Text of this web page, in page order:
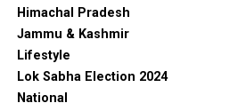
Himachal Pradesh
Jammu & Kashmir
Lifestyle
Lok Sabha Election 2024
National